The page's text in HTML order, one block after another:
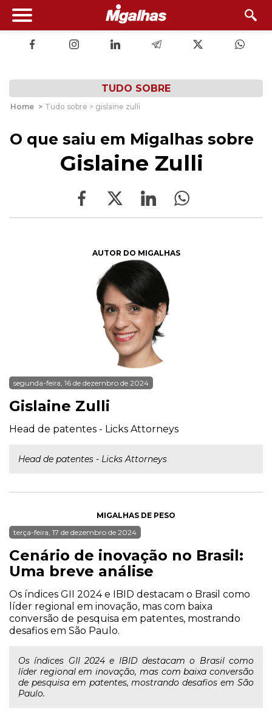
TUDO SOBRE
Home > Tudo sobre > gislaine zulli
O que saiu em Migalhas sobre
Gislaine Zulli
AUTOR DO MIGALHAS
segunda-feira, 16 de dezembro de 2024
Gislaine Zulli
Head de patentes - Licks Attorneys
Head de patentes - Licks Attorneys
MIGALHAS DE PESO
terça-feira, 17 de dezembro de 2024
Cenário de inovação no Brasil:
Uma breve análise
Os índices GII 2024 e IBID destacam o Brasil como
líder regional em inovação, mas com baixa
conversão de pesquisa em patentes, mostrando
desafios em São Paulo.
Os índices GII 2024 e IBID destacam o Brasil como
líder regional em inovação, mas com baixa conversão
de pesquisa em patentes, mostrando desafios em São
Paulo.